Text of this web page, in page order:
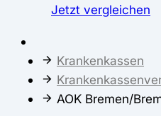
Jetzt vergleichen
Krankenkassen
AOK Bremen/